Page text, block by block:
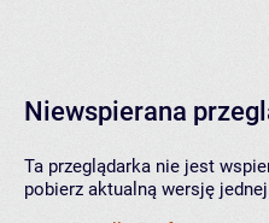
Niewspierana
Ta przeglądarka nie jest
pobierz aktualną wersję